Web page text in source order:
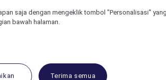
saja dengan mengeklik tombol "Personalisasi"
bawah halaman.
Terima semua